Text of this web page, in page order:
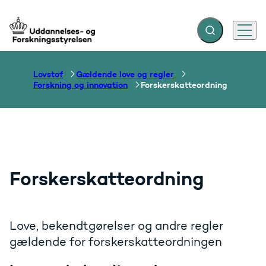
Gå til forsiden Fold søgefelt ud
Menu
Lovstof
Gældende love og regler
Forskning og innovation
Forskerskatteordning
Forskerskatteordning
Love, bekendtgørelser og andre regler
gældende for forskerskatteordningen